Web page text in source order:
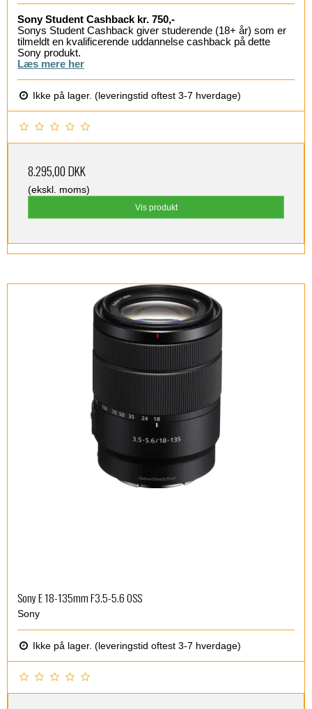
Sony Student Cashback kr. 750,-
Sonys Student Cashback giver studerende (18+ år) som er
tilmeldt en kvalificerende uddannelse cashback på dette
Sony produkt.
Læs mere her
Ikke på lager. (leveringstid oftest 3-7 hverdage)
8.295,00 DKK
(ekskl. moms)
Vis produkt
Sony E 18-135mm F3.5-5.6 OSS
Sony
Ikke på lager. (leveringstid oftest 3-7 hverdage)